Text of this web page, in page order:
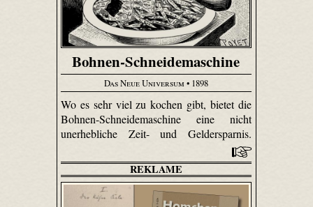
Bohnen-Schneidemaschine
Das Neue Universum • 1898
Wo es sehr viel zu kochen gibt, bietet die
Bohnen-Schneidemaschine eine nicht
unerhebliche Zeit- und Geldersparnis.
REKLAME